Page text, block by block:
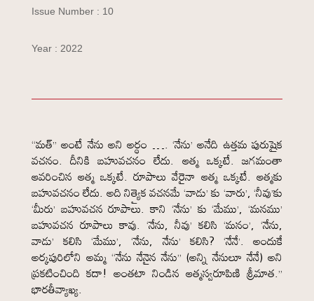
Issue Number : 10
Year : 2022
“మత్” అంటే నేను అని అర్థం …. ‘నేను’ అనేది ఉత్తమ పురుషైక
వచనం. దీనికి బహువచనం లేదు. ఆత్మ ఒక్కటే. జగమంతా
ఆవరించిన ఆత్మ ఒక్కటే. రూపాలు వేరైనా ఆత్మ ఒక్కటే. ఆత్మకు
బహువచనం లేదు. అది నిత్యైక వచనమే ‘వాడు’ కు ‘వారు’, ‘నీవు’కు
‘మీరు’ బహువచన రూపాలు. కాని ‘నేను’ కు ‘మేము’, ‘మనము’
బహువచన రూపాలు కావు. ‘నేను, నీవు’ కలిసి ‘మనం’, ‘నేను,
వాడు’ కలిసి ‘మేము’, ‘నేను, నేను’ కలిసి? ‘నేనే’. అందుకే
అర్కపురిలోని అమ్మ “నేను నేనైన నేను” (అన్ని నేనులూ నేనే) అని
ప్రకటించింది కదా! అంతటా నిండిన ఆత్మస్వరూపిణి శ్రీమాత.”
భారతీవ్యాఖ్య.